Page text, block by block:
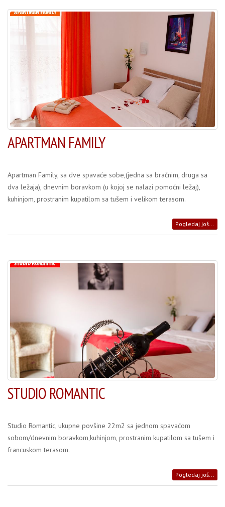
APARTMAN FAMILY
Apartman Family, sa dve spavaće sobe,(jedna sa bračnim, druga sa
dva ležaja), dnevnim boravkom (u kojoj se nalazi pomoćni ležaj),
kuhinjom, prostranim kupatilom sa tušem i velikom terasom.
Pogledaj još...
STUDIO ROMANTIC
Studio Romantic, ukupne povšine 22m2 sa jednom spavaćom
sobom/dnevnim boravkom,kuhinjom, prostranim kupatilom sa tušem i
francuskom terasom.
Pogledaj još...